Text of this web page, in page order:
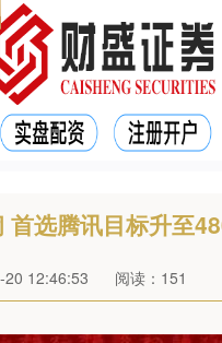
选腾讯目标升至
12:46:53 阅读：151